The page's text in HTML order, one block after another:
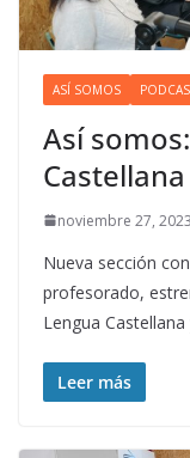
ASÍ SOMOS
Así
noviembre 27, 2023
Nueva sección
profesorado,
Lengua
Leer más